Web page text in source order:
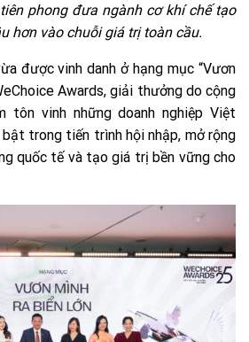
phong đưa ngành cơ khí chế tạo
hơn vào chuỗi giá trị toàn cầu.
được vinh danh ở hạng mục “Vươn
Awards, giải thưởng do cộng
tôn vinh những doanh nghiệp Việt
trong tiến trình hội nhập, mở rộng
quốc tế và tạo giá trị bền vững cho